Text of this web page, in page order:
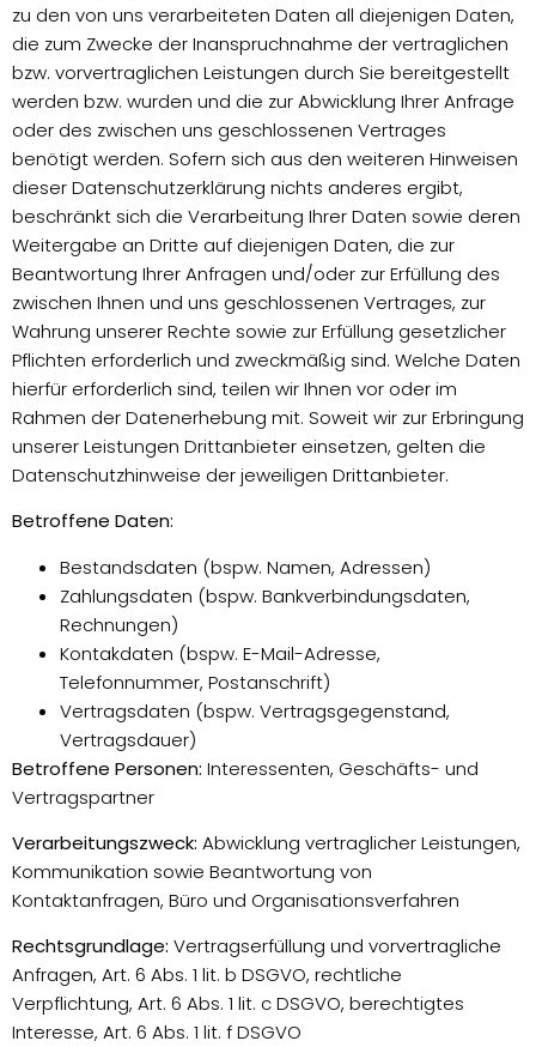
zu den von uns verarbeiteten Daten all diejenigen Daten,
die zum Zwecke der Inanspruchnahme der vertraglichen
bzw. vorvertraglichen Leistungen durch Sie bereitgestellt
werden bzw. wurden und die zur Abwicklung Ihrer Anfrage
oder des zwischen uns geschlossenen Vertrages
benötigt werden. Sofern sich aus den weiteren Hinweisen
dieser Datenschutzerklärung nichts anderes ergibt,
beschränkt sich die Verarbeitung Ihrer Daten sowie deren
Weitergabe an Dritte auf diejenigen Daten, die zur
Beantwortung Ihrer Anfragen und/oder zur Erfüllung des
zwischen Ihnen und uns geschlossenen Vertrages, zur
Wahrung unserer Rechte sowie zur Erfüllung gesetzlicher
Pflichten erforderlich und zweckmäßig sind. Welche Daten
hierfür erforderlich sind, teilen wir Ihnen vor oder im
Rahmen der Datenerhebung mit. Soweit wir zur Erbringung
unserer Leistungen Drittanbieter einsetzen, gelten die
Datenschutzhinweise der jeweiligen Drittanbieter.
Betroffene Daten:
Bestandsdaten (bspw. Namen, Adressen)
Zahlungsdaten (bspw. Bankverbindungsdaten,
Rechnungen)
Kontakdaten (bspw. E-Mail-Adresse,
Telefonnummer, Postanschrift)
Vertragsdaten (bspw. Vertragsgegenstand,
Vertragsdauer)
Betroffene Personen: Interessenten, Geschäfts- und
Vertragspartner
Verarbeitungszweck: Abwicklung vertraglicher Leistungen,
Kommunikation sowie Beantwortung von
Kontaktanfragen, Büro und Organisationsverfahren
Rechtsgrundlage: Vertragserfüllung und vorvertragliche
Anfragen, Art. 6 Abs. 1 lit. b DSGVO, rechtliche
Verpflichtung, Art. 6 Abs. 1 lit. c DSGVO, berechtigtes
Interesse, Art. 6 Abs. 1 lit. f DSGVO